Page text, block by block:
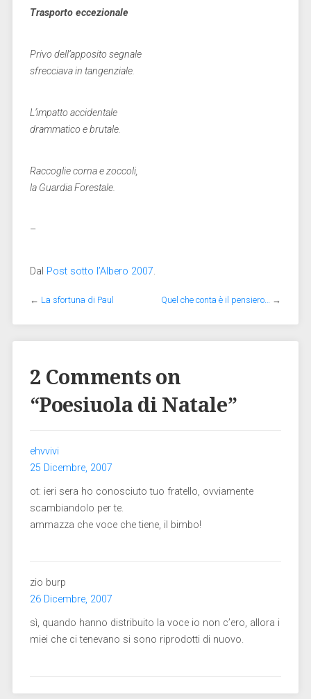
Trasportoeccezionale
Privo dell’apposito segnale
sfrecciava in tangenziale.
L’impatto accidentale
drammatico e brutale.
Raccoglie corna e zoccoli,
la Guardia Forestale.
–
Dal Post sotto l’Albero 2007.
← La sfortuna di Paul Quel che conta è il pensiero… →
2 Comments on
“Poesiuola di Natale”
ehvvivi
25 Dicembre, 2007
ot: ieri sera ho conosciuto tuo fratello, ovviamente
scambiandolo per te.
ammazza che voce che tiene, il bimbo!
zio burp
26 Dicembre, 2007
sì, quando hanno distribuito la voce io non c’ero, allora i
miei che ci tenevano si sono riprodotti di nuovo.